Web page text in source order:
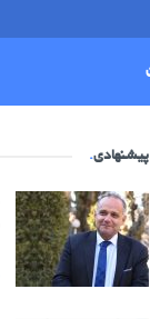
پیشنهادی.